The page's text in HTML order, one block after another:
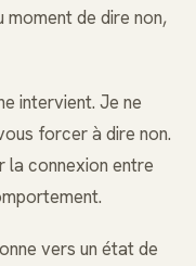
moment de dire non,
intervient. Je ne
forcer à dire non.
la connexion entre
vers un état de